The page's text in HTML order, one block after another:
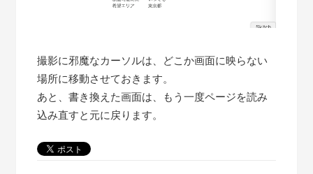
撮影に邪魔なカーソルは、どこか画面に映らない
場所に移動させておきます。
あと、書き換えた画面は、もう一度ページを読み
込み直すと元に戻ります。